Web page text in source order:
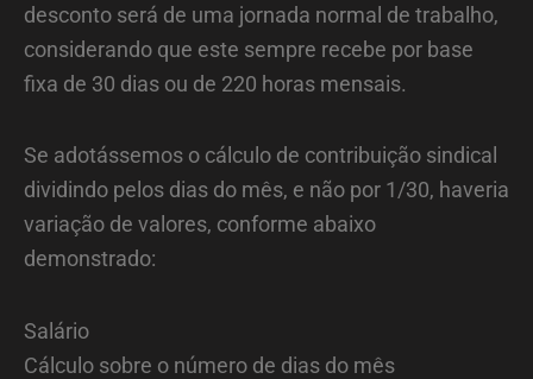
desconto será de uma jornada normal de trabalho,
considerando que este sempre recebe por base
fixa de 30 dias ou de 220 horas mensais.
Se adotássemos o cálculo de contribuição sindical
dividindo pelos dias do mês, e não por 1/30, haveria
variação de valores, conforme abaixo
demonstrado:
Salário
Cálculo sobre o número de dias do mês